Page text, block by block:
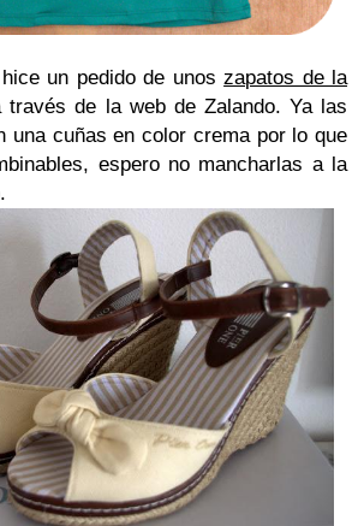
un pedido de unoszapatos de la
través de la web de Zalando. Ya las
una cuñas en color crema por lo que
espero no mancharlas a la